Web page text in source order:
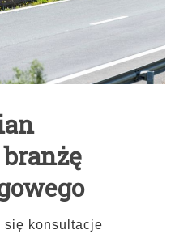
się konsultacje